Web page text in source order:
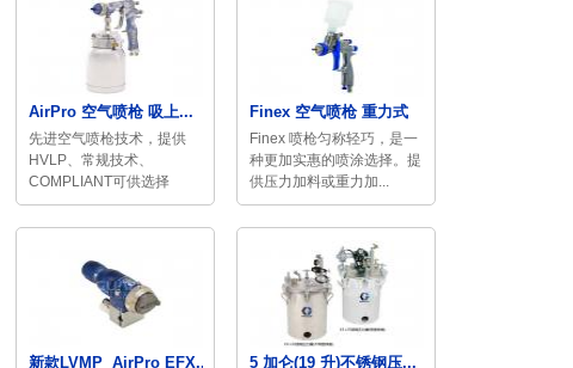
AirPro 空气喷枪 吸上...
先进空气喷枪技术，提供
HVLP、常规技术、
COMPLIANT可供选择
Finex 空气喷枪 重力式
Finex 喷枪匀称轻巧，是一
种更加实惠的喷涂选择。提
供压力加料或重力加...
新款LVMP AirPro EFX... 5 加仑(19 升)不锈钢压...